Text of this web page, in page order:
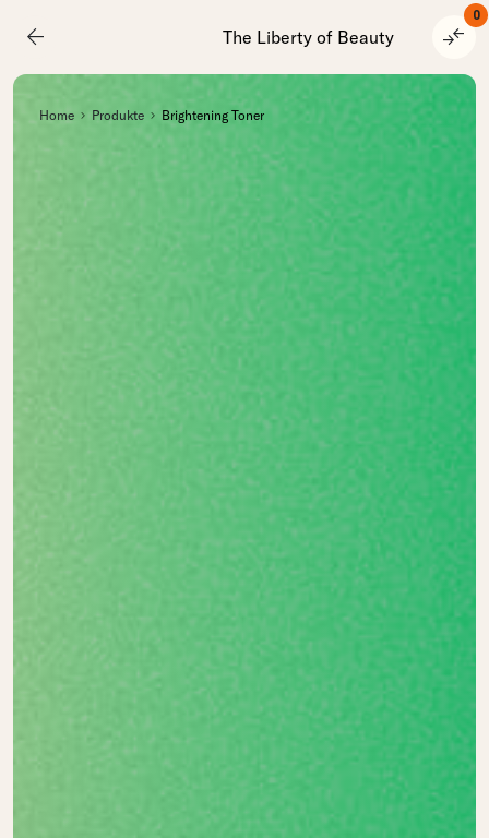
arrow_back The Liberty of Beauty compare_arrows
0
Home Produkte Brightening Toner